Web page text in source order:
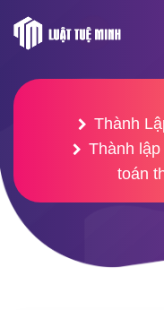
Thành
Thành
toán